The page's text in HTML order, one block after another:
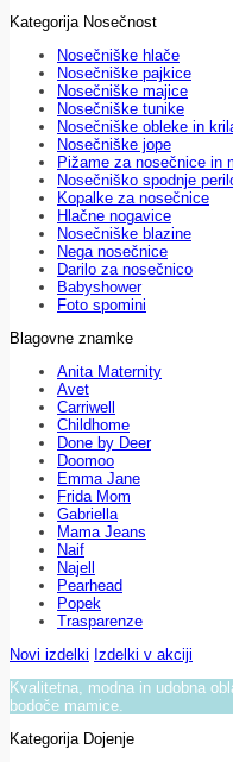
Kategorija Nosečnost
Nosečniške hlače
Nosečniške pajkice
Nosečniške majice
Nosečniške tunike
Nosečniške obleke in
Nosečniške jope
Pižame za nosečnice in
Nosečniško spodnje
Kopalke za nosečnice
Hlačne nogavice
Nosečniške blazine
Nega nosečnice
Darilo za nosečnico
Babyshower
Foto spomini
Blagovne znamke
Anita Maternity
Avet
Carriwell
Childhome
Done by Deer
Doomoo
Emma Jane
Frida Mom
Gabriella
Mama Jeans
Naif
Najell
Pearhead
Popek
Trasparenze
Novi izdelki Izdelki v akciji
Kvalitetna, modna in udobna
bodoče mamice.
Kategorija Dojenje